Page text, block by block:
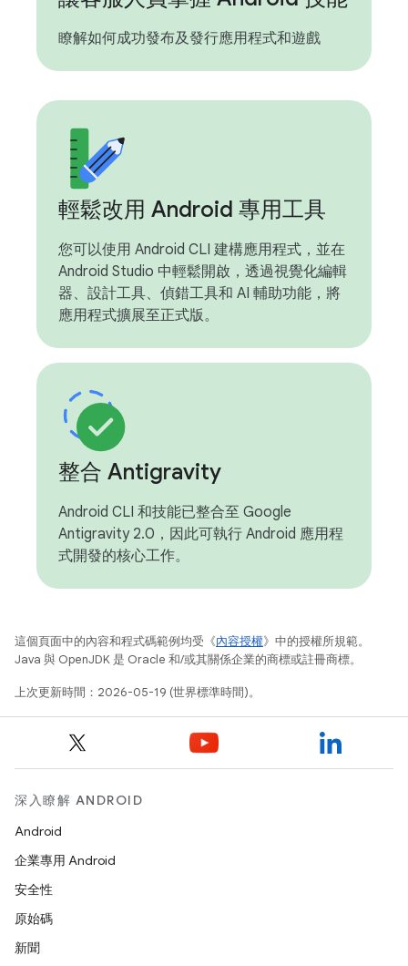
瞭解如何成功發布及發行應用程式和遊戲
輕鬆改用 Android 專用工具
您可以使用 Android CLI 建構應用程式，並在
Android Studio 中輕鬆開啟，透過視覺化編輯
器、設計工具、偵錯工具和 AI 輔助功能，將
應用程式擴展至正式版。
整合 Antigravity
Android CLI 和技能已整合至 Google
Antigravity 2.0，因此可執行 Android 應用程
式開發的核心工作。
這個頁面中的內容和程式碼範例均受《內容授權》中的授權所規範。
Java 與 OpenJDK 是 Oracle 和/或其關係企業的商標或註冊商標。
上次更新時間：2026-05-19 (世界標準時間)。
深入瞭解 ANDROID
Android
企業專用 Android
安全性
原始碼
新聞